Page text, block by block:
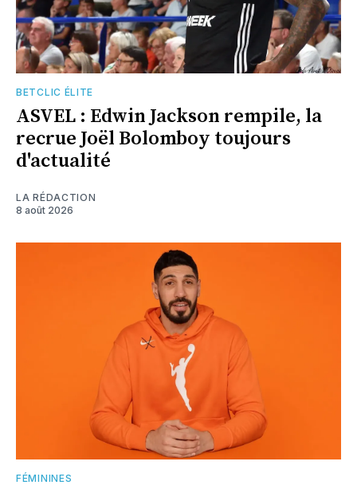
BETCLIC ÉLITE
ASVEL : Edwin Jackson rempile, la
recrue Joël Bolomboy toujours
d'actualité
LA RÉDACTION
8 août 2026
FÉMININES